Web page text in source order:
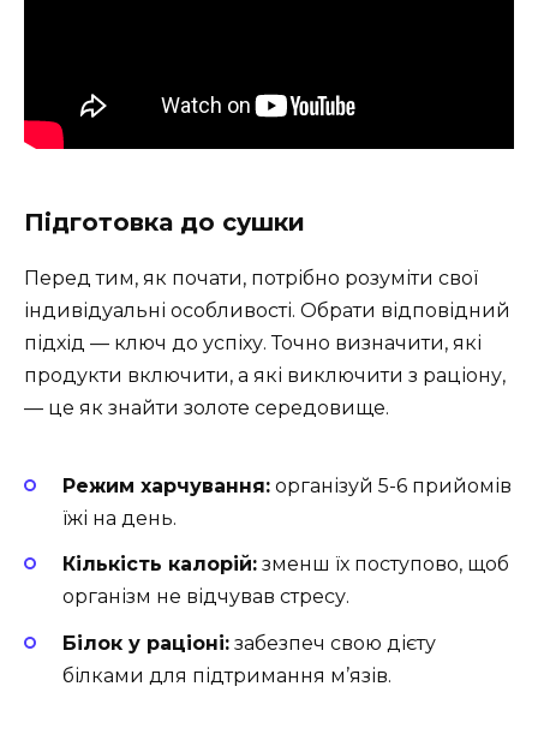
Підготовка до сушки
Перед тим, як почати, потрібно розуміти свої
індивідуальні особливості. Обрати відповідний
підхід — ключ до успіху. Точно визначити, які
продукти включити, а які виключити з раціону,
— це як знайти золоте середовище.
Режим харчування: організуй 5-6 прийомів
їжі на день.
Кількість калорій: зменш їх поступово, щоб
організм не відчував стресу.
Білок у раціоні: забезпеч свою дієту
білками для підтримання м’язів.